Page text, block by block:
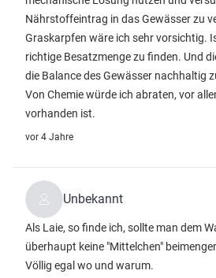
Nährstoffeintrag in das Gewässer zu
Graskarpfen wäre ich sehr vorsichtig.
richtige Besatzmenge zu finden. Und
die Balance des Gewässer nachhaltig
Von Chemie würde ich abraten, vor
vorhanden ist.
vor 4 Jahre
Unbekannt
Als Laie, so finde ich, sollte man dem
überhaupt keine "Mittelchen"
Völlig egal wo und warum.